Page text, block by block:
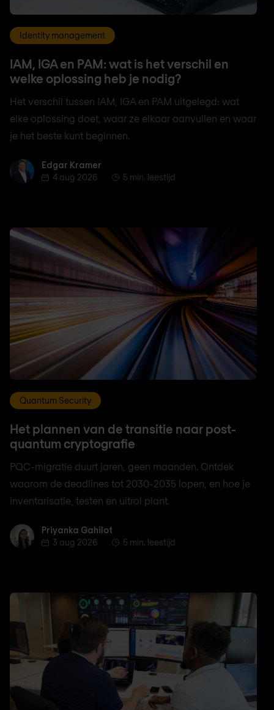
Identity management
IAM, IGA en PAM: wat is het verschil en
welke oplossing heb je nodig?
Het verschil tussen IAM, IGA en PAM uitgelegd: wat
elke oplossing doet, waar ze elkaar aanvullen en waar
je het beste kunt beginnen.
Edgar KramerEdgar Kramer
4 aug 2026
5 min. leestijd
Quantum Security
Het plannen van de transitie naar post-
quantum cryptografie
PQC-migratie duurt jaren, geen maanden. Ontdek
waarom de deadlines tot 2030-2035 lopen, en hoe je
inventarisatie, testen en uitrol plant.
Priyanka Gahilot
Priyanka Gahilot
3 aug 2026
5 min. leestijd